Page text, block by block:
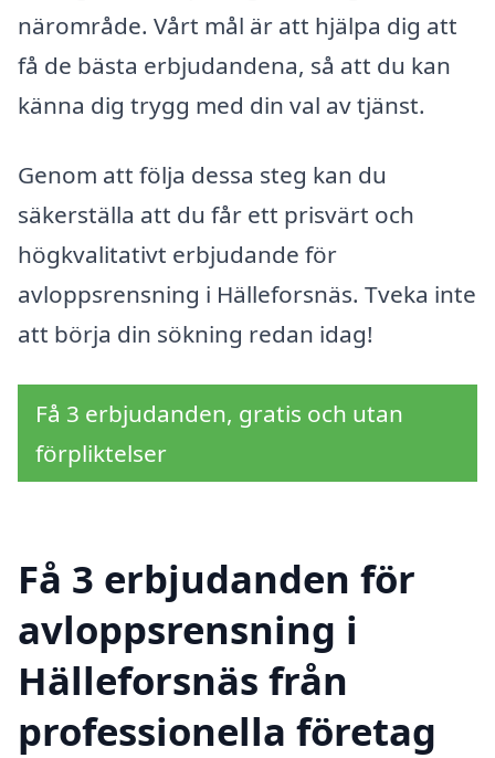
närområde. Vårt mål är att hjälpa dig att
få de bästa erbjudandena, så att du kan
känna dig trygg med din val av tjänst.
Genom att följa dessa steg kan du
säkerställa att du får ett prisvärt och
högkvalitativt erbjudande för
avloppsrensning i Hälleforsnäs. Tveka inte
att börja din sökning redan idag!
Få 3 erbjudanden, gratis och utan
förpliktelser
Få 3 erbjudanden för
avloppsrensning i
Hälleforsnäs från
professionella företag